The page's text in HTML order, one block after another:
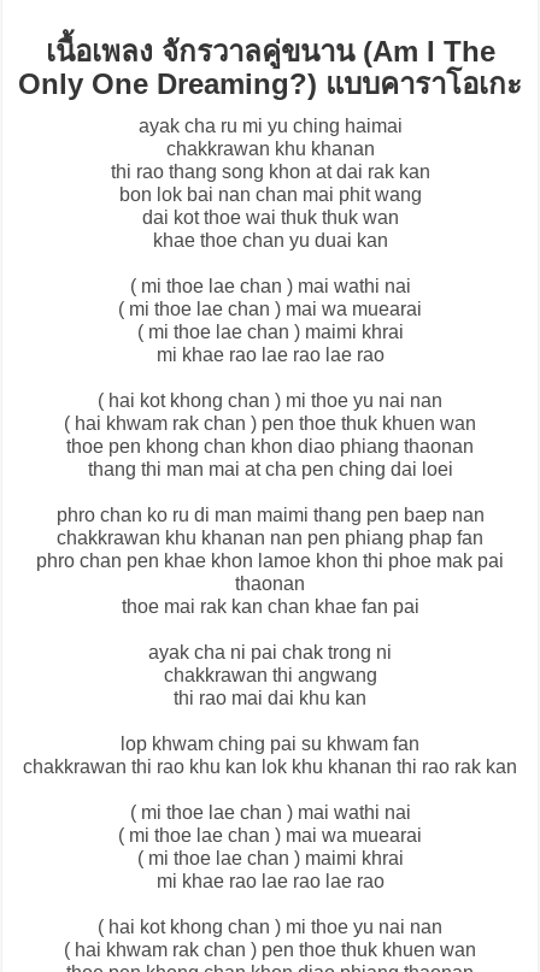
เนื้อเพลง จักรวาลคู่ขนาน (Am I The
Only One Dreaming?) แบบคาราโอเกะ
ayak cha ru mi yu ching haimai
chakkrawan khu khanan
thi rao thang song khon at dai rak kan
bon lok bai nan chan mai phit wang
dai kot thoe wai thuk thuk wan
khae thoe chan yu duai kan
( mi thoe lae chan ) mai wathi nai
( mi thoe lae chan ) mai wa muearai
( mi thoe lae chan ) maimi khrai
mi khae rao lae rao lae rao
( hai kot khong chan ) mi thoe yu nai nan
( hai khwam rak chan ) pen thoe thuk khuen wan
thoe pen khong chan khon diao phiang thaonan
thang thi man mai at cha pen ching dai loei
phro chan ko ru di man maimi thang pen baep nan
chakkrawan khu khanan nan pen phiang phap fan
phro chan pen khae khon lamoe khon thi phoe mak pai
thaonan
thoe mai rak kan chan khae fan pai
ayak cha ni pai chak trong ni
chakkrawan thi angwang
thi rao mai dai khu kan
lop khwam ching pai su khwam fan
chakkrawan thi rao khu kan lok khu khanan thi rao rak kan
( mi thoe lae chan ) mai wathi nai
( mi thoe lae chan ) mai wa muearai
( mi thoe lae chan ) maimi khrai
mi khae rao lae rao lae rao
( hai kot khong chan ) mi thoe yu nai nan
( hai khwam rak chan ) pen thoe thuk khuen wan